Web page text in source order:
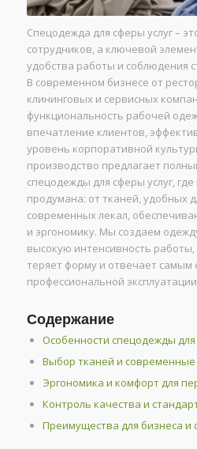
Спецодежда для сферы услуг –
сотрудников, а ключевой
удобства работы и соблюдения
В современном бизнесе от
клининговых и сервисных
функциональность рабочей
впечатление клиентов,
уровень корпоративной
производство предлагает
спецодежды для сферы услуг,
продумана: от тканей, удобных
современных лекал,
и эргономику. Мы создаем
высокую интенсивность работы,
теряет форму и отвечает самым
профессиональной
Содержание
Особенности спецодежды для
Выбор тканей и современные
Эргономика и комфорт для
Контроль качества и
Преимущества для бизнеса и